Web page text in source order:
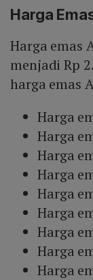
Harga
Harga emas
menjadi Rp
harga emas
Harga
Harga
Harga
Harga
Harga
Harga
Harga
Harga
Harga